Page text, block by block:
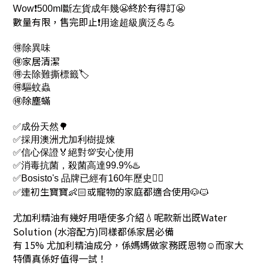
Wow❗500ml斷左貨成年幾😬終於有得訂😬
數量有限，售完即止❗用途超級廣泛💪💪
🉐除異味
🉐家居清潔
🉐去除難撕標籤🏷️
🉐驅蚊蟲
🉐除塵蟎
✅成份天然🌳
✅採用澳洲尤加利樹提煉
✅信心保證🏅絕對💯安心使用
✅消毒抗菌， 殺菌高達99.9%♨️
✅Bosisto's 品牌已經有160年歷史👍🏻
✅連初生寶寶👶🏻或寵物的家庭都適合使用🐶🐱
尤加利精油有幾好用唔使多介紹 💧 呢款新出既Water
Solution (水溶配方)同樣都係家居必備
有 15% 尤加利精油成分，係媽媽做家務既恩物☺️而家大
特價真係好值得一試！